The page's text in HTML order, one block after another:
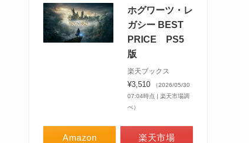
ホグワーツ・レ
ガシー BEST
PRICE PS5
版
楽天ブックス
¥3,510
（2026/05/30
07:04時点 | 楽天市場調
べ）
Amazon 楽天市場